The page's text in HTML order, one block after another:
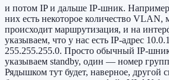
и потом IP и дальше IP-шник.
них есть некоторое количество
происходит маршрутизация, и на
указываем, что у нас есть IP-адрес
255.255.255.0. Просто обычный IP-
указываем standby, один — номер
Рядышком тут будет, наверное, другой